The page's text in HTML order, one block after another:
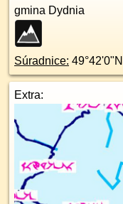
gmina Dydnia
Súradnice: 49°42'0"N
Extra: